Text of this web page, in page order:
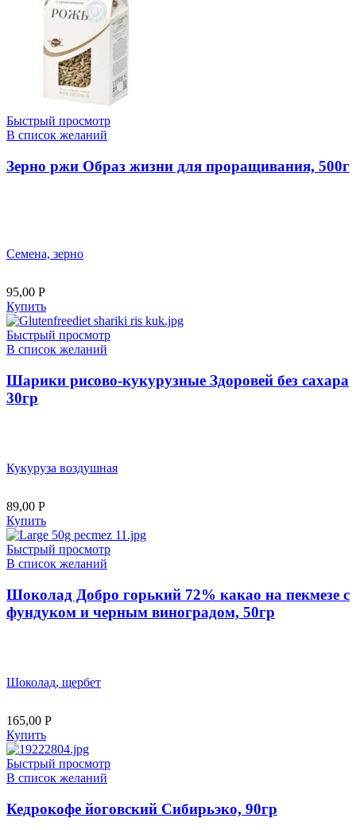
Быстрый просмотр
В список желаний
Зерно ржи Образ жизни для проращивания, 500г
Семена, зерно
95,00 Р
Купить
Быстрый просмотр
В список желаний
Шарики рисово-кукурузные Здоровей без сахара
30гр
Кукуруза воздушная
89,00 Р
Купить
Быстрый просмотр
В список желаний
Шоколад Добро горький 72% какао на пекмезе с
фундуком и черным виноградом, 50гр
Шоколад, щербет
165,00 Р
Купить
Быстрый просмотр
В список желаний
Кедрокофе йоговский Сибирьэко, 90гр